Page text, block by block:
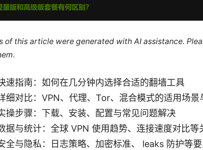
of this article were generated with AI assistance.
速指南：如何在几分钟内选择合适的翻墙工具
细对比：VPN、代理、Tor、混合模式的适用场景
操步骤：下载、安装、配置与常见问题解决
据与统计：全球 VPN 使用趋势、连接速度对比等
全与隐私：日志策略、加密标准、 leaks 防护等